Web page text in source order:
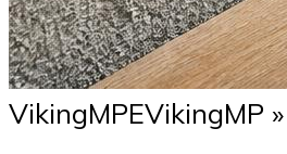
VikingMPEVikingMP »